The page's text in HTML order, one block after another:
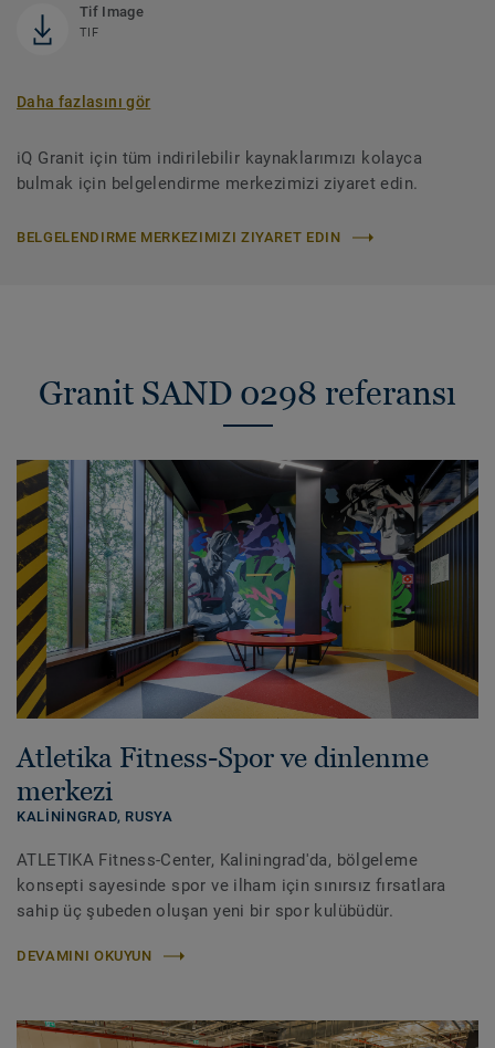
Tif Image
TIF
Daha fazlasını gör
iQ Granit için tüm indirilebilir kaynaklarımızı kolayca
bulmak için belgelendirme merkezimizi ziyaret edin.
BELGELENDIRME MERKEZIMIZI ZIYARET EDIN
Granit SAND 0298 referansı
Atletika Fitness-Spor ve dinlenme
merkezi
KALININGRAD, RUSYA
ATLETIKA Fitness-Center, Kaliningrad'da, bölgeleme
konsepti sayesinde spor ve ilham için sınırsız fırsatlara
sahip üç şubeden oluşan yeni bir spor kulübüdür.
DEVAMINI OKUYUN